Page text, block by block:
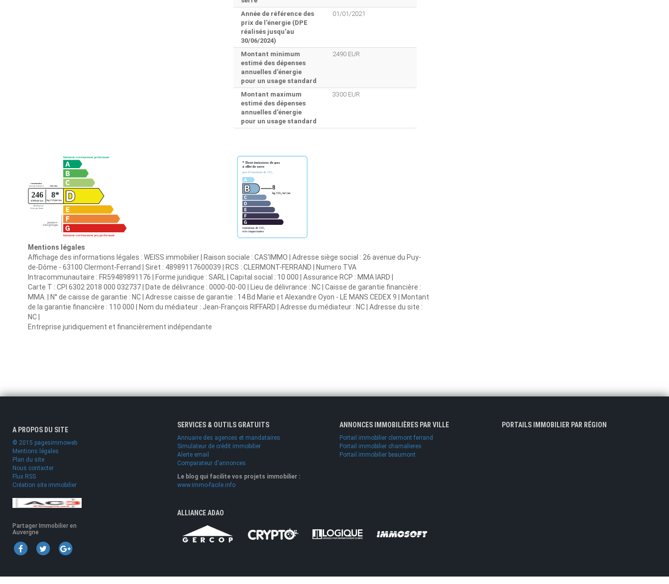
Année de référence des
prix de l'énergie (DPE
réalisés jusqu'au
30/06/2024)
01/01/2021
Montant minimum
estimé des dépenses
annuelles d'énergie
pour un usage standard
2490 EUR
Montant maximum
estimé des dépenses
annuelles d'énergie
pour un usage standard
3300 EUR
Mentions légales
Affichage des informations légales : WEISS immobilier | Raison sociale : CAS'IMMO | Adresse siège social : 26 avenue du Puy-
de-Dôme - 63100 Clermont-Ferrand | Siret : 48989117600039 | RCS : CLERMONT-FERRAND | Numero TVA
Intracommunautaire : FR59489891176 | Forme juridique : SARL | Capital social : 10 000 | Assurance RCP : MMA IARD |
Carte T : CPI 6302 2018 000 032737 | Date de délivrance : 0000-00-00 | Lieu de délivrance : NC | Caisse de garantie financière :
MMA. | N° de caisse de garantie : NC | Adresse caisse de garantie : 14 Bd Marie et Alexandre Oyon - LE MANS CEDEX 9 | Montant
de la garantie financière : 110 000 | Nom du médiateur : Jean-François RIFFARD | Adresse du médiateur : NC | Adresse du site :
NC |
Entreprise juridiquement et financièrement indépendante
A PROPOS DU SITE
© 2015 pagesimmoweb
Mentions légales
Plan du site
Nous contacter
Flux RSS
Création site immobilier
Partager Immobilier en
Auvergne
SERVICES & OUTILS GRATUITS
Annuaire des agences et mandataires
Simulateur de crédit immobilier
Alerte email
Comparateur d'annonces
Le blog qui facilite vos projets immobilier :
www.immo-facile.info
ANNONCES IMMOBILIÈRES PAR VILLE
Portail immobilier clermont ferrand
Portail immobilier chamalieres
Portail immobilier beaumont
ALLIANCE ADAO
PORTAILS IMMOBILIER PAR RÉGION